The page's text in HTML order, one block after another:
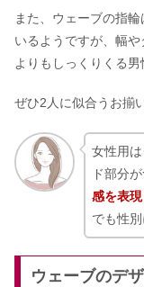
また、ウェーブの指
いるようですが、幅
よりもしっくりくる男
ぜひ2人に似合うお揃
女性用
ド部分
感を表
でも性
ウェーブのデ